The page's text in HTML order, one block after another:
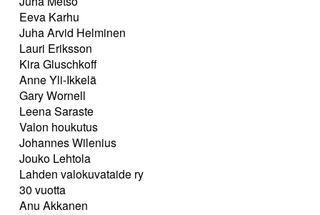
Eeva Karhu
Juha Arvid Helminen
Lauri Eriksson
Kira Gluschkoff
Anne Yli-Ikkelä
Gary Wornell
Leena Saraste
Valon houkutus
Johannes Wilenius
Jouko Lehtola
Lahden valokuvataide ry
30 vuotta
Anu Akkanen